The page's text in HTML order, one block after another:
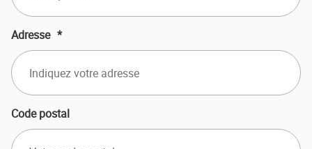
Adresse *
Code postal